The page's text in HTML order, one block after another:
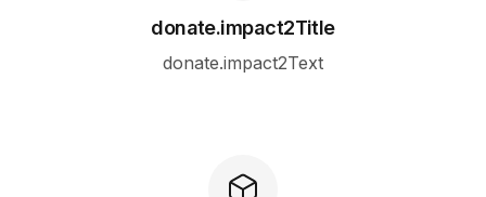
donate.impact2Title
donate.impact2Text